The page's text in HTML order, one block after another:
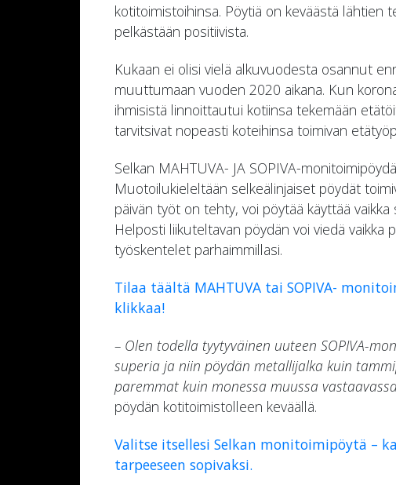
kotitoimistoihinsa. Pöytiä on keväästä
pelkästään positiivista.
Kukaan ei olisi vielä alkuvuodesta osannut
muuttumaan vuoden 2020 aikana. Kun
ihmisistä linnoittautui kotiinsa tekemään
tarvitsivat nopeasti koteihinsa toimivan
Selkan MAHTUVA- JA SOPIVA-
Muotoilukieleltään selkeälinjaiset pöydät
päivän työt on tehty, voi pöytää käyttää
Helposti liikuteltavan pöydän voi viedä vaikka
työskentelet parhaimmillasi.
Tilaa täältä MAHTUVA tai SOPIVA-
klikkaa!
– Olen todella tyytyväinen uuteen SOPIVA-
superia ja niin pöydän metallijalka kuin
paremmat kuin monessa muussa
pöydän kotitoimistolleen keväällä.
Valitse itsellesi Selkan monitoimipöytä –
tarpeeseen sopivaksi.